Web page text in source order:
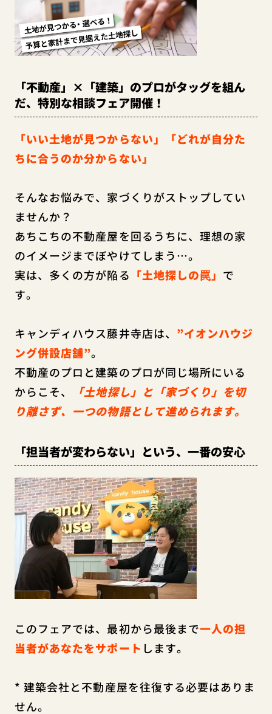
「不動産」×「建築」のプロがタッグを組ん
だ、特別な相談フェア開催！
「いい土地が見つからない」「どれが自分た
ちに合うのか分からない」
そんなお悩みで、家づくりがストップしてい
ませんか？
あちこちの不動産屋を回るうちに、理想の家
のイメージまでぼやけてしまう…。
実は、多くの方が陥る 「土地探しの罠」 で
す。
キャンディハウス藤井寺店は、 ”イオンハウジ
ング併設店舗”。
不動産のプロと建築のプロが同じ場所にいる
からこそ、
「土地探し」と「家づくり」を切
り離さず、一つの物語として進められます。
「担当者が変わらない」という、一番の安心
このフェアでは、最初から最後まで一人の担
当者があなたをサポート します。
* 建築会社と不動産屋を往復する必要はありま
せん。